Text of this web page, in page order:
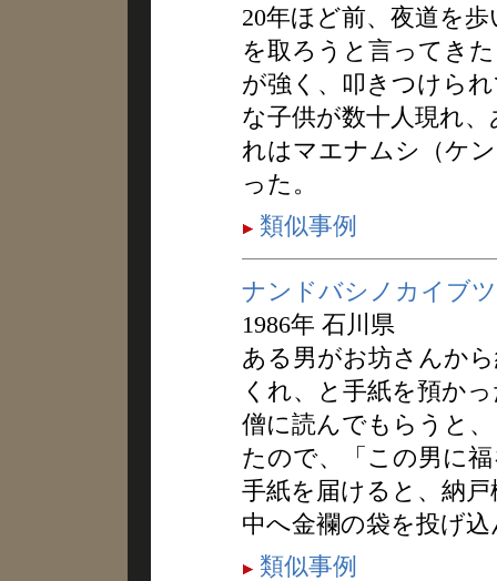
20年ほど前、夜道を
を取ろうと言ってき
が強く、叩きつけら
な子供が数十人現れ
れはマエナムシ（ケ
った。
類似事例
ナンドバシノカイブツ
1986年 石川県
ある男がお坊さんか
くれ、と手紙を預か
僧に読んでもらうと
たので、「この男に
手紙を届けると、納
中へ金襴の袋を投げ
類似事例